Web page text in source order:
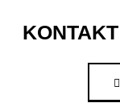
KONTAKT